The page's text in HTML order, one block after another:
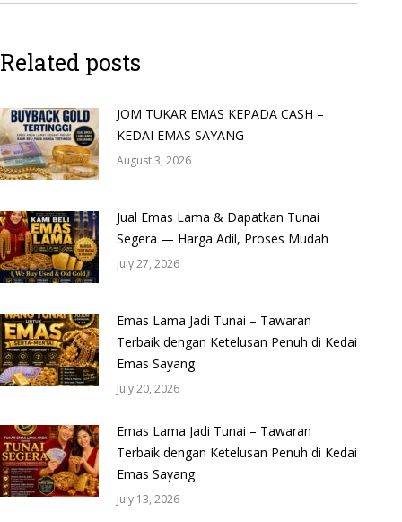
Related posts
JOM TUKAR EMAS KEPADA CASH –
KEDAI EMAS SAYANG
August 3, 2026
Jual Emas Lama & Dapatkan Tunai
Segera — Harga Adil, Proses Mudah
July 27, 2026
Emas Lama Jadi Tunai – Tawaran
Terbaik dengan Ketelusan Penuh di Kedai
Emas Sayang
July 20, 2026
Emas Lama Jadi Tunai – Tawaran
Terbaik dengan Ketelusan Penuh di Kedai
Emas Sayang
July 13, 2026